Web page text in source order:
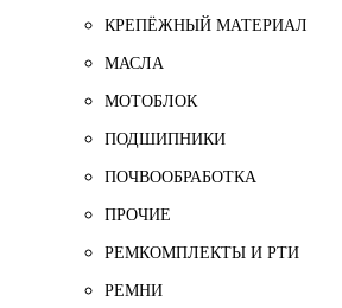
КРЕПЁЖНЫЙ МАТЕРИАЛ
МАСЛА
МОТОБЛОК
ПОДШИПНИКИ
ПОЧВООБРАБОТКА
ПРОЧИЕ
РЕМКОМПЛЕКТЫ И РТИ
РЕМНИ